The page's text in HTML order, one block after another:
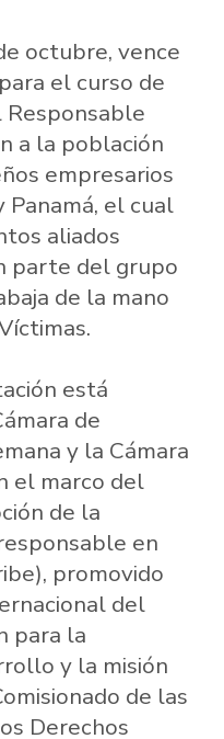
octubre, vence
el curso de
Responsable
a la población
empresarios
Panamá, el cual
aliados
parte del grupo
de la mano
está
de
y la Cámara
el marco del
de la
en
promovido
del
para la
y la misión
de las
Derechos